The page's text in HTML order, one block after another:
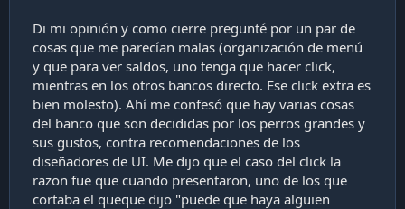
Di mi opinión y como cierre pregunté por un par de
cosas que me parecían malas (organización de menú
y que para ver saldos, uno tenga que hacer click,
mientras en los otros bancos directo. Ese click extra es
bien molesto). Ahí me confesó que hay varias cosas
del banco que son decididas por los perros grandes y
sus gustos, contra recomendaciones de los
diseñadores de UI. Me dijo que el caso del click la
razon fue que cuando presentaron, uno de los que
cortaba el queque dijo "puede que haya alguien